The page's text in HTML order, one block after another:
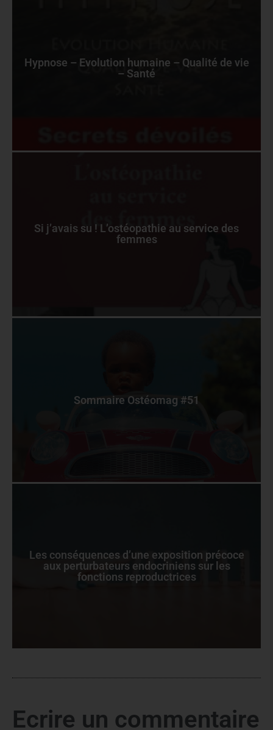
Hypnose – Evolution humaine – Qualité de vie
– Santé
Si j’avais su ! L’ostéopathie au service des
femmes
Sommaire Ostéomag #51
Les conséquences d’une exposition précoce
aux perturbateurs endocriniens sur les
fonctions reproductrices
Ecrire un commentaire